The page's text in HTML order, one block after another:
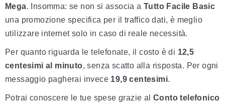
Mega. Insomma: se non si associa aTutto Facile Basic
una promozione specifica per il traffico dati, è meglio
utilizzare internet solo in caso di reale necessità.
Per quanto riguarda le telefonate, il costo è di 12,5
centesimi al minuto, senza scatto alla risposta. Per ogni
messaggio pagherai invece 19,9 centesimi.
Potrai conoscere le tue spese grazie al Conto telefonico